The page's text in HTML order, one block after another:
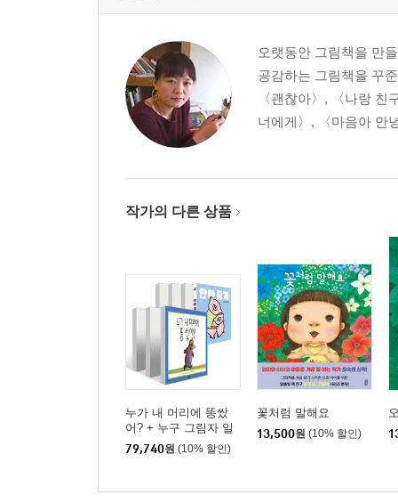
오랫동안 그림책을 만
공감하는 그림책을 꾸
〈괜찮아〉, 〈나랑
너에게〉, 〈마음아 안
작가의 다른 상품
누가 내 머리에 똥쌌
어? + 누구 그림자 일
까? + 사과가 쿵! + 두
드려 보아요 + 재미있
랑해 사랑해 + 안아 줄
79,740원 (10% 할인)
꽃처럼 말해요
13,500원 (10% 할인)